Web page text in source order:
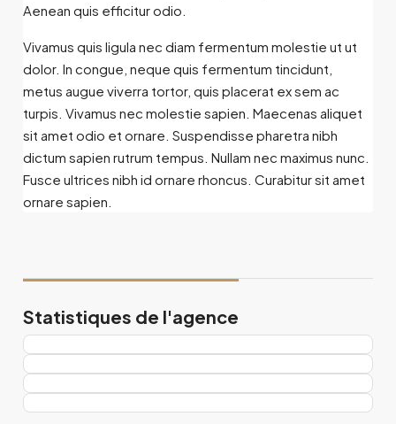
Aenean quis efficitur odio.
Vivamus quis ligula nec diam fermentum molestie ut ut
dolor. In congue, neque quis fermentum tincidunt,
metus augue viverra tortor, quis placerat ex sem ac
turpis. Vivamus nec molestie sapien. Maecenas aliquet
sit amet odio et ornare. Suspendisse pharetra nibh
dictum sapien rutrum tempus. Nullam nec maximus nunc.
Fusce ultrices nibh id ornare rhoncus. Curabitur sit amet
ornare sapien.
Statistiques de l'agence